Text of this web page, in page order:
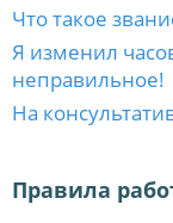
Что такое
Я изменил
неправильное!
На
Правила